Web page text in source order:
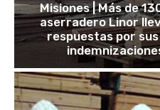
Misiones | Más de
aserradero Linor
respuestas por